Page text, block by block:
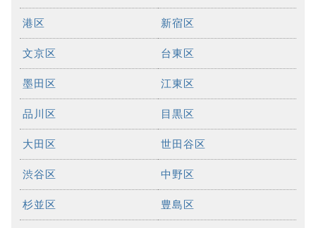
港区 新宿区
文京区 台東区
墨田区 江東区
品川区 目黒区
大田区 世田谷区
渋谷区 中野区
杉並区 豊島区